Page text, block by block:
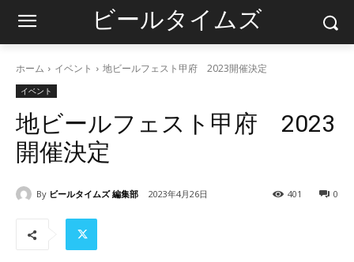
ビールタイムズ
ホーム イベント 地ビールフェスト甲府 2023開催決定
イベント
地ビールフェスト甲府 2023
開催決定
By ビールタイムズ 編集部 2023年4月26日 0
401